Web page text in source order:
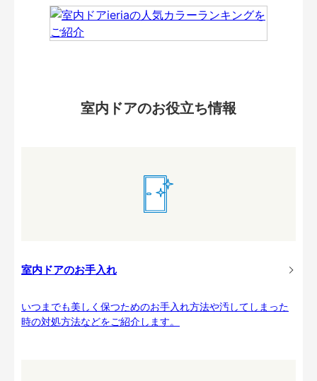
室内ドアのお役立ち情報
室内ドアのお手入れ
いつまでも美しく保つためのお手入れ方法や汚してしまった
時の対処方法などをご紹介します。